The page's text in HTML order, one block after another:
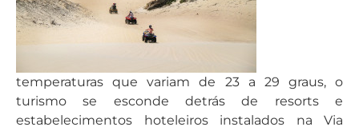
temperaturas que variam de 23 a 29 graus, o
turismo se esconde detrás de resorts e
estabelecimentos hoteleiros instalados na Via